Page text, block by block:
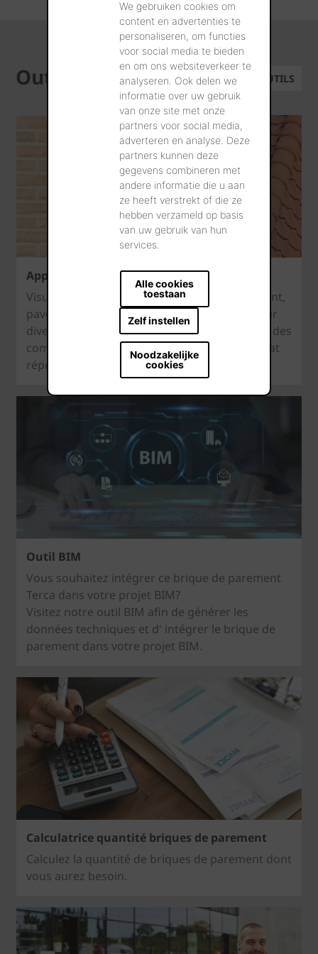
We gebruiken cookies om
content en advertenties te
personaliseren, om functies
voor social media te bieden
en om ons websiteverkeer te
analyseren. Ook delen we
informatie over uw gebruik
van onze site met onze
partners voor social media,
adverteren en analyse. Deze
partners kunnen deze
gegevens combineren met
andere informatie die u aan
ze heeft verstrekt of die ze
hebben verzameld op basis
van uw gebruik van hun
services.
Alle cookies
toestaan
Zelf instellen
Noodzakelijke
cookies
Outils TOUS LES OUTILS
Appli de visualisation
Visualisez les textures des briques de parement,
pavés en terre cuite et tuiles de votre choix sur
diverses maisons témoin. Vous pouvez tester des
combinaisons infinies jusqu'à ce que le résultat
réponde pleinement à vos besoins.
Outil BIM
Vous souhaitez intégrer ce brique de parement
Terca dans votre projet BIM?
Visitez notre outil BIM afin de générer les
données techniques et d' intégrer le brique de
parement dans votre projet BIM.
Calculatrice quantité briques de parement
Calculez la quantité de briques de parement dont
vous aurez besoin.